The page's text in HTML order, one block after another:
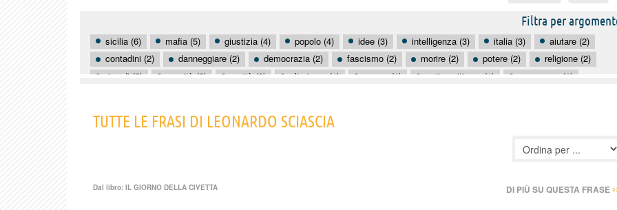
Filtra per
sicilia (6) mafia (5) giustizia (4) popolo (4) idee (3) intelligenza (3) italia (3)
aiutare (2)
contadini (2)
danneggiare (2) democrazia (2) fascismo (2) morire (2) potere (2)
religione (2)
ricordi (2)
servitù (2) verità (2) altruismo (1) amore (1) antisemitismo (1)
apparenza (1)
TUTTE LE FRASI DI LEONARDO SCIASCIA
Dal libro: IL GIORNO DELLA CIVETTA DI PIÙ SU QUESTA FRASE